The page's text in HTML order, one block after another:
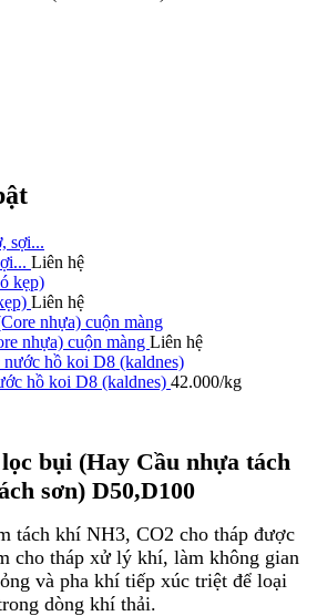
Liên hệ
Liên hệ
nhựa) cuộn màng Liên hệ
hồ koi D8 (kaldnes) 42.000/kg
bụi (Hay Cầu nhựa tách
sơn) D50,D100
tách khí NH3, CO2 cho tháp được
cho tháp xử lý khí, làm không gian
và pha khí tiếp xúc triệt để loại
dòng khí thải.